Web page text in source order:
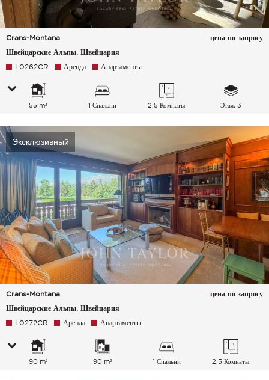
Crans-Montana
Швейцарские Альпы, Швейцария
цена по запросу
L0262CR Аренда Апартаменты
55 m² 1 Спальни 2.5 Комнаты Этаж 3
Эксклюзивный
Crans-Montana
Швейцарские Альпы, Швейцария
цена по запросу
L0272CR Аренда Апартаменты
90 m² 90 m² 1 Спальни 2.5 Комнаты